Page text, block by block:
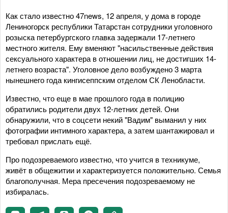
Как стало известно 47news, 12 апреля, у дома в городе
Лениногорск республики Татарстан сотрудники уголовного
розыска петербургского главка задержали 17-летнего
местного жителя. Ему вменяют "насильственные действия
сексуального характера в отношении лиц, не достигших 14-
летнего возраста". Уголовное дело возбуждено 3 марта
нынешнего года кингисеппским отделом СК Ленобласти.
Известно, что еще в мае прошлого года в полицию
обратились родители двух 12-летних детей. Они
обнаружили, что в соцсети некий "Вадим" выманил у них
фотографии интимного характера, а затем шантажировал и
требовал прислать ещё.
Про подозреваемого известно, что учится в техникуме,
живёт в общежитии и характеризуется положительно. Семья
благополучная. Мера пресечения подозреваемому не
избиралась.